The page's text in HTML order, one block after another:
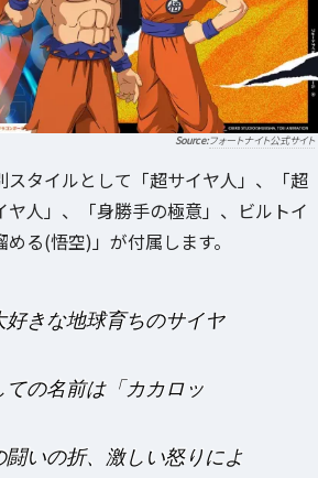
フォートナイト公式サイト
スタイルとして「超サイヤ人」、「超
ヤ人」、「身勝手の極意」、ビルトイ
る(悟空)」が付属します。
好きな地球育ちのサイヤ
ての名前は「カカロッ
闘いの折、激しい怒りによ